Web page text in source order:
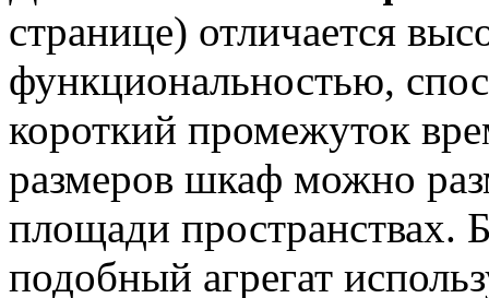
странице) отличается
функциональностью,
короткий промежуток
размеров шкаф можно
площади пространствах.
подобный агрегат